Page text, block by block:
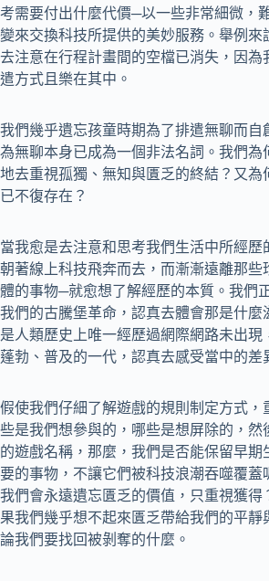
考需要付出什麼代價─以一些非常細微，
變來交換科技所提供的美妙服務。舉例來
去注意在行程計畫間的空檔已消失，因為
遣方式且樂在其中。
我們幾乎遺忘孩童時期為了排遣無聊而自
為無聊本身已成為一個非法名詞。我們為
地去重視孤獨、無知與匱乏的終結？又為
已不復存在？
當我愈是去注意和思考我們生活中所經歷
朝著線上科技飛奔而去，而漸漸遠離那些
體的事物─就愈想了解經歷的本質。我們
我們的古騰堡革命，認真去體會那是什麼
是人類歷史上唯一經歷過網際網路未出現
蓬勃、普及的一代，認真去感受當中的差
假使我們仔細了解遊戲的規則制定方式，
些是我們想參與的，哪些是想屏除的，然
的遊戲名稱，那麼，我們是否能保留早期
要的事物，不讓它們被科技浪潮吞噬覆蓋
我們會永遠遺忘匱乏的價值，只重視獲得
果我們幾乎想不起來匱乏帶給我們的平靜
論我們要找回被剝奪的什麼。